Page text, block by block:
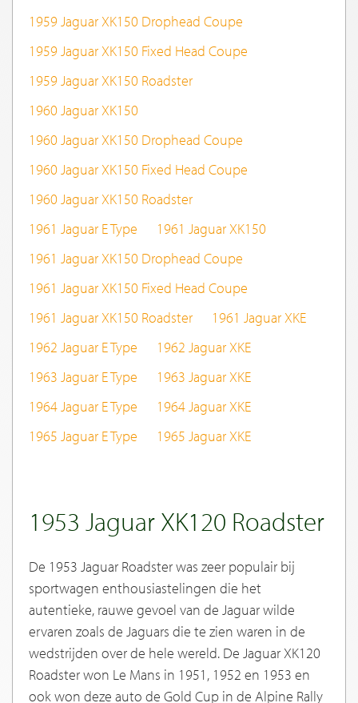
1959 Jaguar XK150 Drophead Coupe
1959 Jaguar XK150 Fixed Head Coupe
1959 Jaguar XK150 Roadster
1960 Jaguar XK150
1960 Jaguar XK150 Drophead Coupe
1960 Jaguar XK150 Fixed Head Coupe
1960 Jaguar XK150 Roadster
1961 Jaguar E Type
1961 Jaguar XK150
1961 Jaguar XK150 Drophead Coupe
1961 Jaguar XK150 Fixed Head Coupe
1961 Jaguar XK150 Roadster
1961 Jaguar XKE
1962 Jaguar E Type
1962 Jaguar XKE
1963 Jaguar E Type
1963 Jaguar XKE
1964 Jaguar E Type
1964 Jaguar XKE
1965 Jaguar E Type
1965 Jaguar XKE
1953 Jaguar XK120 Roadster
De 1953 Jaguar Roadster was zeer populair bij
sportwagen enthousiastelingen die het
autentieke, rauwe gevoel van de Jaguar wilde
ervaren zoals de Jaguars die te zien waren in de
wedstrijden over de hele wereld. De Jaguar XK120
Roadster won Le Mans in 1951, 1952 en 1953 en
ook won deze auto de Gold Cup in de Alpine Rally